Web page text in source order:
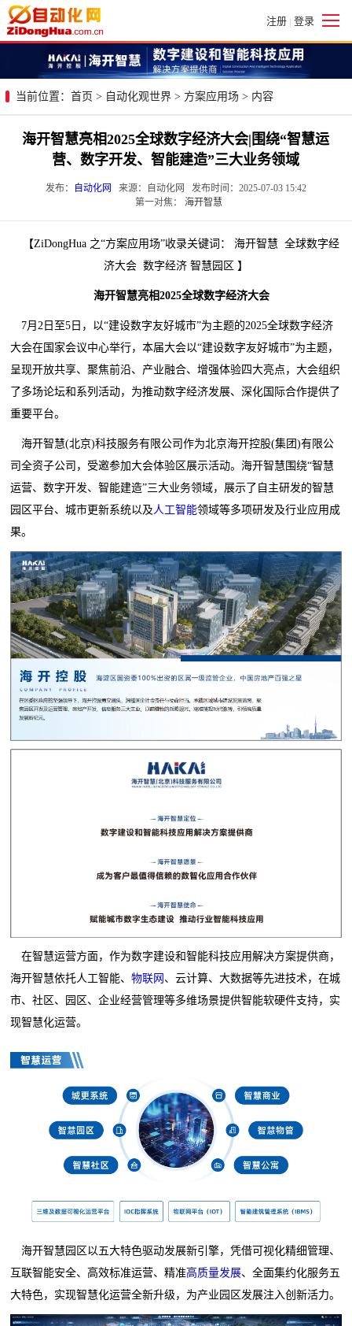
注册 | 登录
当前位置： 首页 > 自动化观世界 > 方案应用场 > 内容
海开智慧亮相2025全球数字经济大会|围绕“智慧运
营、数字开发、智能建造”三大业务领域
发布： 自动化网
来源：自动化网 发布时间：2025-07-03 15:42
第一对焦： 海开智慧
【ZiDongHua 之“方案应用场”收录关键词： 海开智慧 全球数字经
济大会 数字经济 智慧园区 】
海开智慧亮相2025全球数字经济大会
7月2日至5日，以“建设数字友好城市”为主题的2025全球数字经济
大会在国家会议中心举行，本届大会以“建设数字友好城市”为主题，
呈现开放共享、聚焦前沿、产业融合、增强体验四大亮点，大会组织
了多场论坛和系列活动，为推动数字经济发展、深化国际合作提供了
重要平台。
海开智慧(北京)科技服务有限公司作为北京海开控股(集团)有限公
司全资子公司，受邀参加大会体验区展示活动。海开智慧围绕“智慧
运营、数字开发、智能建造”三大业务领域，展示了自主研发的智慧
园区平台、城市更新系统以及 人工智能领域等多项研发及行业应用成
果。
在智慧运营方面，作为数字建设和智能科技应用解决方案提供商，
海开智慧依托人工智能、物联网 、云计算、大数据等先进技术，在城
市、社区、园区、企业经营管理等多维场景提供智能软硬件支持，实
现智慧化运营。
海开智慧园区以五大特色驱动发展新引擎，凭借可视化精细管理、
互联智能安全、高效标准运营、精准高质量发展、全面集约化服务五
大特色，实现智慧化运营全新升级，为产业园区发展注入创新活力。